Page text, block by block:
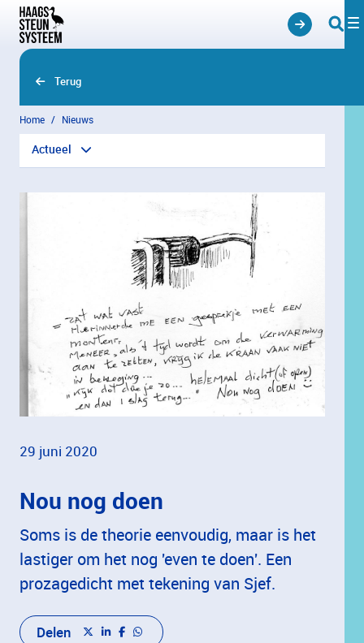
Overslaan en naar hoofdinhoud gaan
Terug
Home Nieuws
Actueel
29 juni 2020
Nou nog doen
Soms is de theorie eenvoudig, maar is het
lastiger om het nog 'even te doen'. Een
prozagedicht met tekening van Sjef.
Delen